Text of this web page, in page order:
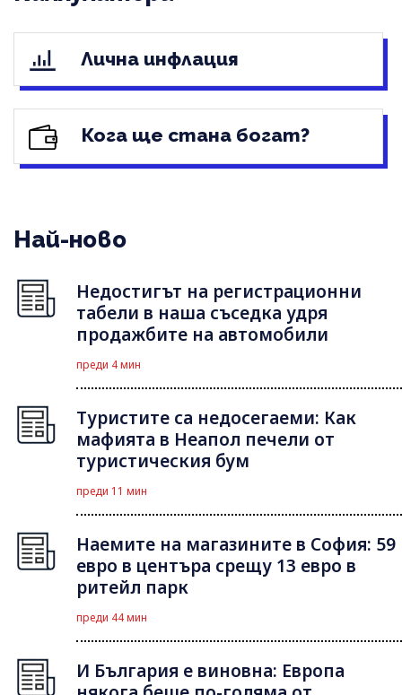
Лична инфлация
Кога ще стана богат?
Най-ново
Недостигът на регистрационни
табели в наша съседка удря
продажбите на автомобили
преди 4 мин
Туристите са недосегаеми: Как
мафията в Неапол печели от
туристическия бум
преди 11 мин
Наемите на магазините в София: 59
евро в центъра срещу 13 евро в
ритейл парк
преди 44 мин
И България е виновна: Европа